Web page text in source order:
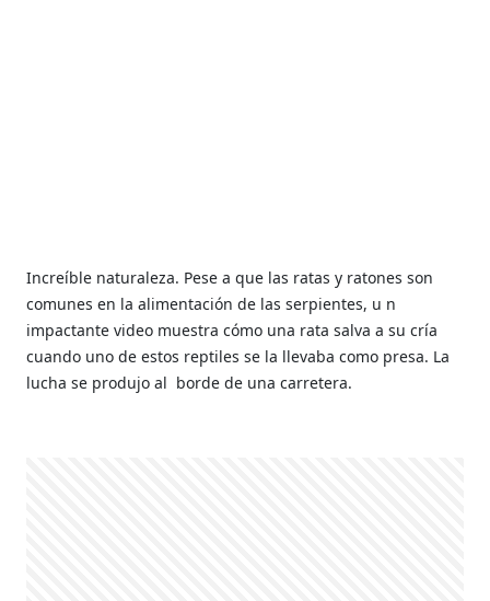
Increíble naturaleza. Pese a que las ratas y ratones son
comunes en la alimentación de las serpientes, u n
impactante video muestra cómo una rata salva a su cría
cuando uno de estos reptiles se la llevaba como presa. La
lucha se produjo al borde de una carretera.